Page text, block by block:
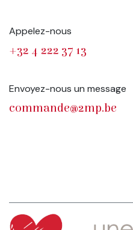
Appelez-nous
+32 4 222 37 13
Envoyez-nous un message
commande@2mp.be